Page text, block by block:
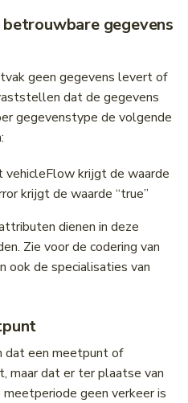
gegevens
geen gegevens levert of
dat de gegevens
gegevenstype de volgende
krijgt de waarde
krijgt de waarde “true”
dienen in deze
Zie voor de codering van
ook de specialisaties van
een meetpunt of
maar dat er ter plaatse van
geen verkeer is